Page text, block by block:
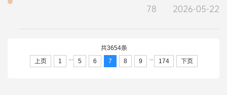
78 2026-05-22
共3654条
上页
1 5 6 7 8 9 174 下页